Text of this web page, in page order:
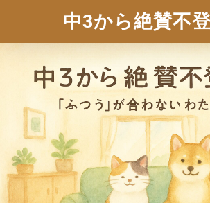
中3から絶賛不